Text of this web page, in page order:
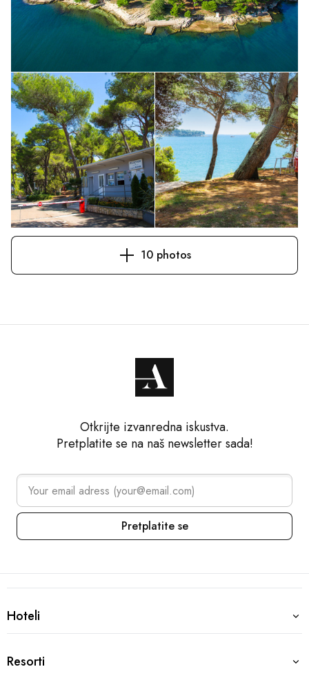
10 photos
Otkrijte izvanredna iskustva.
Pretplatite se na naš newsletter sada!
Pretplatite se
Hoteli
Hoteli
Grand Hotel Brioni Pula, A Radisson Collection Hotel
Resorti
Resorti